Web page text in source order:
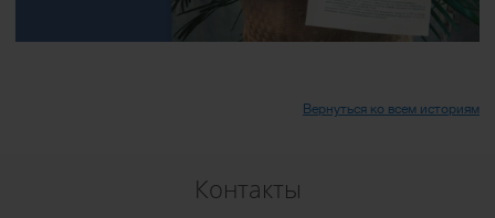
Вернуться ко всем историям
Контакты